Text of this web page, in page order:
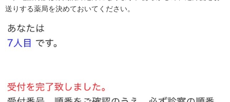
送りする薬局を決めておいてください。